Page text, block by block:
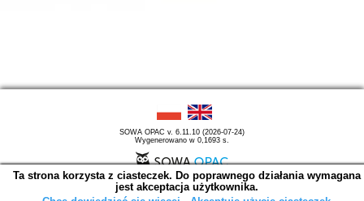
SOWA OPAC v. 6.11.10 (2026-07-24)
Wygenerowano w 0,1693 s.
Ta strona korzysta z ciasteczek. Do poprawnego działania wymagana
jest akceptacja użytkownika.